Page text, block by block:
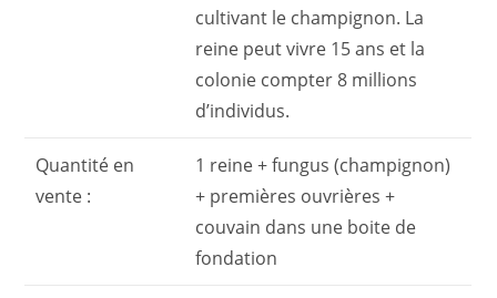
cultivant le champignon. La
reine peut vivre 15 ans et la
colonie compter 8 millions
d’individus.
Quantité en
vente :
1 reine + fungus (champignon)
+ premières ouvrières +
couvain dans une boite de
fondation